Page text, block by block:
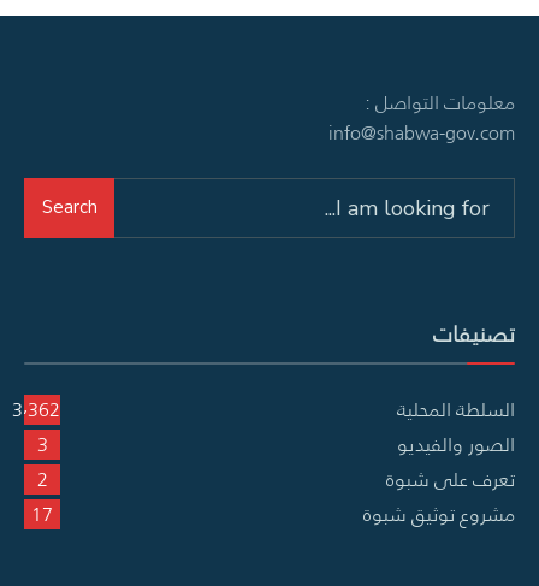
معلومات التواصل :
info@shabwa-gov.com
Search
تصنيفات
السلطة المحلية
3٬362
الصور والفيديو
3
تعرف على شبوة
2
مشروع توثيق شبوة
17